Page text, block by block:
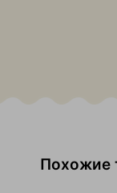
Похожие